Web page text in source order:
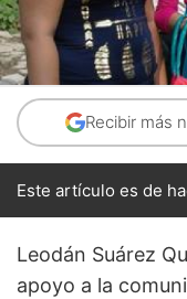
Recibir más
Este artículo es de
Leodán Suárez
apoyo a la